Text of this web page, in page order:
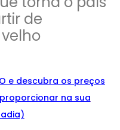
de
e descubra os preços
na sua